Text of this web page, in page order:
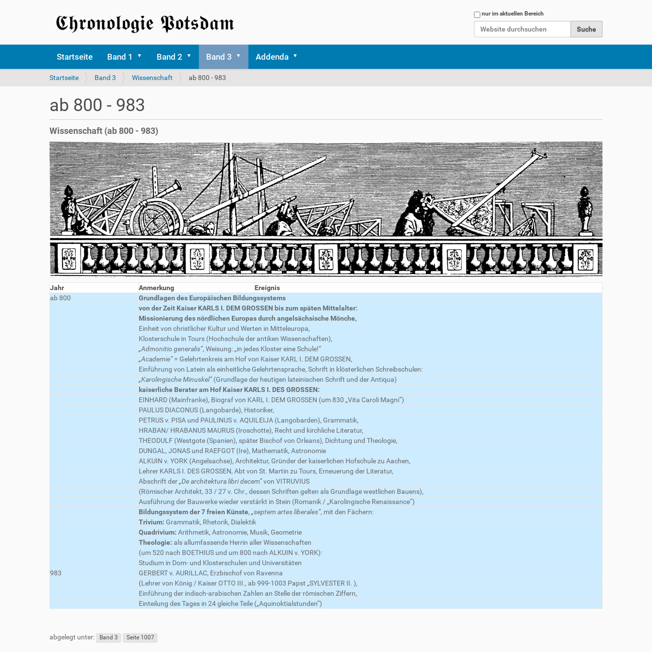
Website durchsuchen
nur im aktuellen Bereich
Startseite Band 1 Band 2 Band 3 Addenda
S
s
d
h
i
e
r
Startseite Band 3 Wissenschaft ab 800 - 983
ab 800 - 983
Wissenschaft (ab 800 - 983)
Jahr Anmerkung
Ereignis
ab 800
Grundlagen des Europäischen Bildungssystems
von der Zeit Kaiser KARLS I. DEM GROSSEN bis zum späten Mittelalter:
Missionierung des nördlichen Europas durch angelsächsische Mönche,
Einheit von christlicher Kultur und Werten in Mitteleuropa,
Klosterschule in Tours (Hochschule der antiken Wissenschaften),
„Admonitio generalis“, Weisung: „in jedes Kloster eine Schule!“
„Academie“= Gelehrtenkreis am Hof von Kaiser KARL I. DEM GROSSEN,
Einführung von Latein als einheitliche Gelehrtensprache, Schrift in klösterlichen Schreibschulen:
„Karolingische Minuskel“(Grundlage der heutigen lateinischen Schrift und der Antiqua)
kaiserliche Berater am Hof Kaiser KARLS I. DES GROSSEN:
EINHARD (Mainfranke), Biograf von KARL I. DEM GROSSEN (um 830 „Vita Caroli Magni“)
PAULUS DIACONUS (Langobarde), Historiker,
PETRUS v. PISA und PAULINUS v. AQUILEIJA (Langobarden), Grammatik,
HRABAN/ HRABANUS MAURUS (Iroschotte), Recht und kirchliche Literatur,
THEODULF (Westgote (Spanien), später Bischof von Orleans), Dichtung und Theologie,
DUNGAL, JONAS und RAEFGOT (Ire), Mathematik, Astronomie
ALKUIN v. YORK (Angelsachse), Architektur, Gründer der kaiserlichen Hofschule zu Aachen,
Lehrer KARLS I. DES GROSSEN, Abt von St. Martin zu Tours, Erneuerung der Literatur,
Abschrift der„De architektura libri decem“von VITRUVIUS
(Römischer Architekt, 33 / 27 v. Chr., dessen Schriften gelten als Grundlage westlichen Bauens),
Ausführung der Bauwerke wieder verstärkt in Stein (Romanik / „Karolingische Renaissance“)
Bildungssystem der 7 freien Künste, „septem artes liberales“, mit den Fächern:
Trivium: Grammatik, Rhetorik, Dialektik
Quadrivium: Arithmetik, Astronomie, Musik, Geometrie
Theologie: als allumfassende Herrin aller Wissenschaften
(um 520 nach BOETHIUS und um 800 nach ALKUIN v. YORK):
Studium in Dom- und Klosterschulen und Universitäten
983
GERBERT v. AURILLAC, Erzbischof von Ravenna
(Lehrer von König / Kaiser OTTO III., ab 999-1003 Papst „SYLVESTER II. ),
Einführung der indisch-arabischen Zahlen an Stelle der römischen Ziffern,
Einteilung des Tages in 24 gleiche Teile („Aquinoktialstunden“)
abgelegt unter: Band 3 Seite 1007